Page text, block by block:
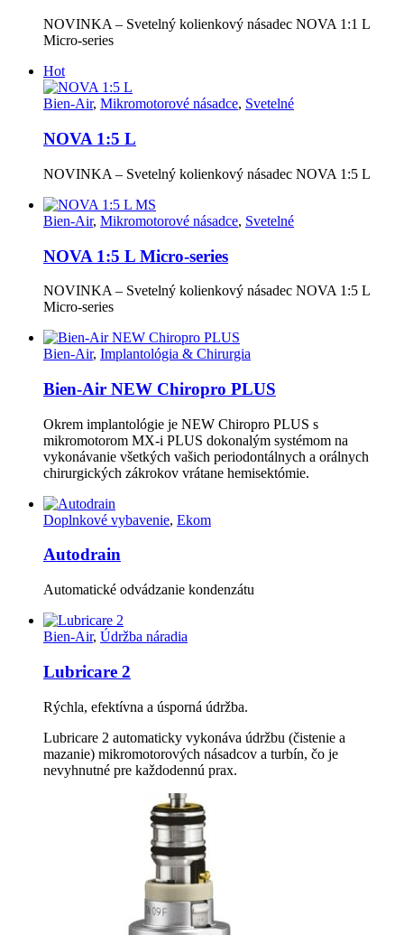
NOVINKA – Svetelný kolienkový násadec NOVA 1:1 L
Micro-series
Hot
Bien-Air, Mikromotorové násadce, Svetelné
NOVA 1:5 L
NOVINKA – Svetelný kolienkový násadec NOVA 1:5 L
Bien-Air, Mikromotorové násadce, Svetelné
NOVA 1:5 L Micro-series
NOVINKA – Svetelný kolienkový násadec NOVA 1:5 L
Micro-series
Bien-Air, Implantológia & Chirurgia
Bien-Air NEW Chiropro PLUS
Okrem implantológie je NEW Chiropro PLUS s
mikromotorom MX-i PLUS dokonalým systémom na
vykonávanie všetkých vašich periodontálnych a orálnych
chirurgických zákrokov vrátane hemisektómie.
Doplnkové vybavenie, Ekom
Autodrain
Automatické odvádzanie kondenzátu
Bien-Air, Údržba náradia
Lubricare 2
Rýchla, efektívna a úsporná údržba.
Lubricare 2 automaticky vykonáva údržbu (čistenie a
mazanie) mikromotorových násadcov a turbín, čo je
nevyhnutné pre každodennú prax.